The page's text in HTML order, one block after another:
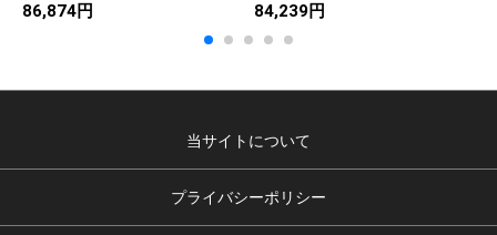
86,874円 84,239円
当サイトについて
プライバシーポリシー